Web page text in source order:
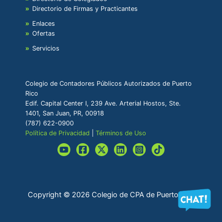
Directorio de Firmas y Practicantes
Enlaces
Ofertas
Servicios
Colegio de Contadores Públicos Autorizados de Puerto
Rico
Edif. Capital Center I, 239 Ave. Arterial Hostos, Ste.
1401, San Juan, PR, 00918
(787) 622-0900
Política de Privacidad |Términos de Uso
Copyright © 2026 Colegio de CPA de Puerto Rico